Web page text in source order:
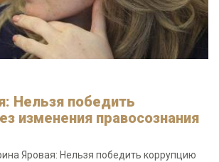
Нельзя победить
изменения правосознания
Яровая: Нельзя победить коррупцию